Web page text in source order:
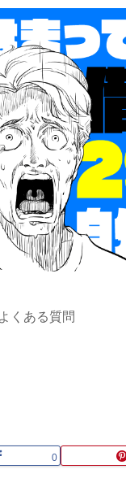
よくある質問
0